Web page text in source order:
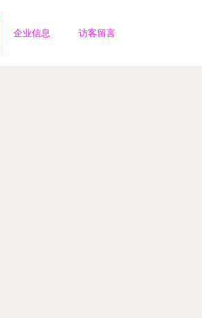
企业信息 访客留言